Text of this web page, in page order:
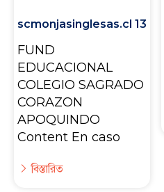
scmonjasinglesas.cl 13
FUND
EDUCACIONAL
COLEGIO SAGRADO
CORAZON
APOQUINDO
Content En caso
বিস্তারিত